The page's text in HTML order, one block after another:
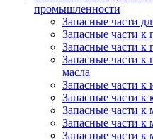
промышленности
Запасные части
Запасные части к
Запасные части к
Запасные части к
масла
Запасные части к
Запасные части к
Запасные части к
Запасные части к
Запасные части